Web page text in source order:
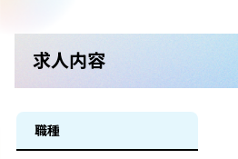
求人内容
職種